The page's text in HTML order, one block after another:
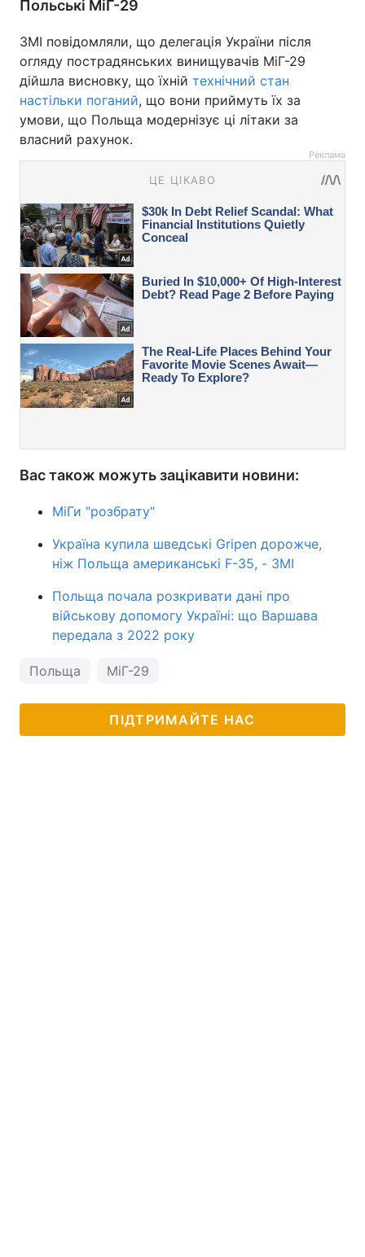
Польські МіГ-29
ЗМІ повідомляли, що делегація України після
огляду пострадянських винищувачів МіГ-29
дійшла висновку, що їхній технічний стан
настільки поганий, що вони приймуть їх за
умови, що Польща модернізує ці літаки за
власний рахунок.
Реклама
Вас також можуть зацікавити новини:
МіГи "розбрату"
Україна купила шведські Gripen дорожче,
ніж Польща американські F-35, - ЗМІ
Польща почала розкривати дані про
військову допомогу Україні: що Варшава
передала з 2022 року
Польща МіГ-29
ПІДТРИМАЙТЕ НАС